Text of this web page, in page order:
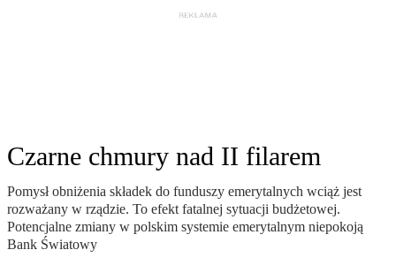
Czarne chmury nad II filarem
Pomysł obniżenia składek do funduszy emerytalnych wciąż jest
rozważany w rządzie. To efekt fatalnej sytuacji budżetowej.
Potencjalne zmiany w polskim systemie emerytalnym niepokoją
Bank Światowy